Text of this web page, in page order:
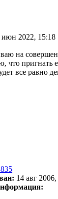
июн 2022, 15:18
на
пригнать
все равно
14 авг